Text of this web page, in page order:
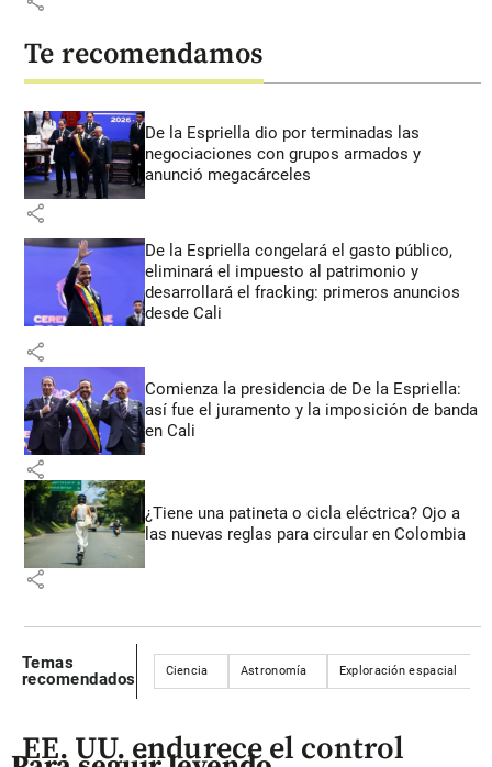
Te recomendamos
De la Espriella dio por terminadas las
negociaciones con grupos armados y
anunció megacárceles
share
De la Espriella congelará el gasto público,
eliminará el impuesto al patrimonio y
desarrollará el fracking: primeros anuncios
desde Cali
share
Comienza la presidencia de De la Espriella:
así fue el juramento y la imposición de banda
en Cali
share
¿Tiene una patineta o cicla eléctrica? Ojo a
las nuevas reglas para circular en Colombia
share
Temas
recomendados
Ciencia Astronomía Exploración espacial
EE. UU. endurece el control